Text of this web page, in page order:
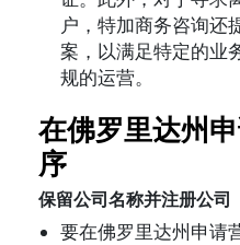
户，特加商务咨询还
案，以满足特定的业
规的运营。
在佛罗里达州
序
保留公司名称并注册公司
要在佛罗里达州申请